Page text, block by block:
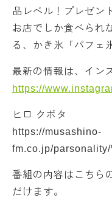
品レベル！プレゼン
お店でしか食べられ
る、かき氷「パフェ
最新の情報は、イン
https://
ヒロ クボタ
https://musashino-
fm.co.jp/parsonality/
番組の内容はこちら
だけます。